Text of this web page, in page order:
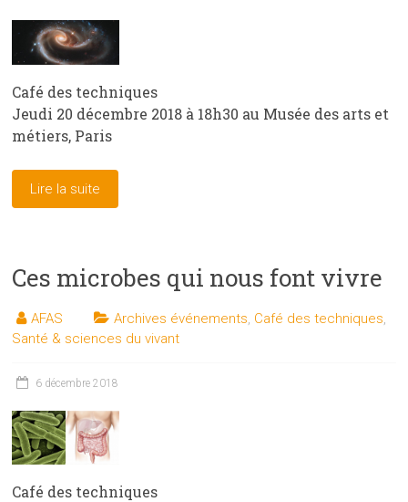
Café des techniques
Jeudi 20 décembre 2018 à 18h30 au Musée des arts et
métiers, Paris
Lire la suite
Ces microbes qui nous font vivre
AFAS Archives événements, Café des techniques,
Santé & sciences du vivant
6 décembre 2018
Café des techniques